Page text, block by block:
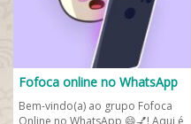
Fofoca online no WhatsApp
Bem-vindo(a) ao grupo Fofoca
Online no WhatsApp 😄💅! Aqui é